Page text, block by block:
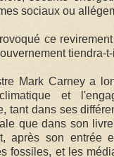
sociaux ou
ce
tiendra-
Mark Carney a
et
tant dans ses
que dans son livre
après son entrée
fossiles, et les